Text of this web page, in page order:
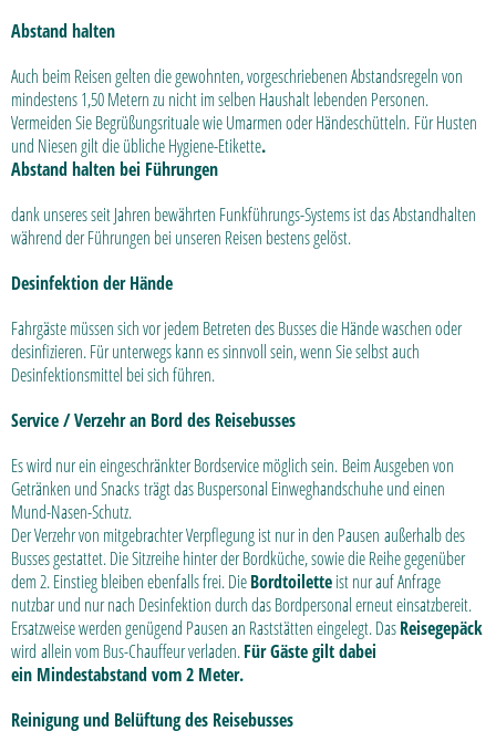
Abstand halten
Auch beim Reisen gelten die gewohnten, vorgeschriebenen Abstandsregeln von
mindestens 1,50 Metern zu nicht im selben Haushalt lebenden Personen.
Vermeiden Sie Begrüßungsrituale wie Umarmen oder Händeschütteln. Für Husten
und Niesen gilt die übliche Hygiene-Etikette.
Abstand halten bei Führungen
dank unseres seit Jahren bewährten Funkführungs-Systems ist das Abstandhalten
während der Führungen bei unseren Reisen bestens gelöst.
Desinfektion der Hände
Fahrgäste müssen sich vor jedem Betreten des Busses die Hände waschen oder
desinfizieren. Für unterwegs kann es sinnvoll sein, wenn Sie selbst auch
Desinfektionsmittel bei sich führen.
Service / Verzehr an Bord des Reisebusses
Es wird nur ein eingeschränkter Bordservice möglich sein. Beim Ausgeben von
Getränken und Snacks trägt das Buspersonal Einweghandschuhe und einen
Mund-Nasen-Schutz.
Der Verzehr von mitgebrachter Verpflegung ist nur in den Pausen außerhalb des
Busses gestattet. Die Sitzreihe hinter der Bordküche, sowie die Reihe gegenüber
dem 2. Einstieg bleiben ebenfalls frei. DieBordtoiletteist nur auf Anfrage
nutzbar und nur nach Desinfektion durch das Bordpersonal erneut einsatzbereit.
Ersatzweise werden genügend Pausen an Raststätten eingelegt. DasReisegepäck
wird allein vom Bus-Chauffeur verladen.Für Gäste gilt dabei
ein Mindestabstand vom 2 Meter.
Reinigung und Belüftung des Reisebusses